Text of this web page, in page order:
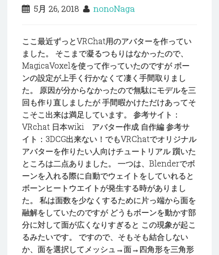
5月 26, 2018 nonoNaga
ここ最近ずっとVRChat用のアバターを作ってい
ました。 そこまで凝るつもりはなかったので、
MagicaVoxelを使って作っていたのですが ボー
ンの設定が上手く行かなくて凄く手間取りまし
た。 原因が分からなかったので無駄にモデルを三
回も作り直しましたが 手間暇かけただけあってそ
こそこ出来は満足しています。 参考サイト：
VRchat 日本wiki アバター作成 自作編 参考サ
イト：3DCG出来ない！でもVRChatでオリジナル
アバターを作りたい人向けチュートリアル 躓いた
ところは二点ありました。 一つは、Blenderでボ
ーンを入れる際に自動でウェイトをしていれると
ボーンヒートウエイトが発生する時がありまし
た。 私は面数を少なくするために片っ端から面を
融解をしていたのですが どうもボーンを動かす部
分に対して面が広くなりすぎると この現象が起こ
るみたいです。 ですので、そもそも結合しない
か、面を選択してメッシュ→面→四角形を三角形